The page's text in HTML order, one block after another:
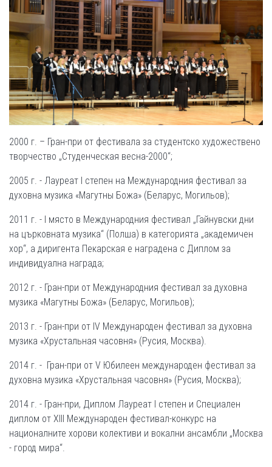
2000 г. – Гран-при от фестивала за студентско художествено
творчество „Студенческая весна-2000“;
2005 г. - Лауреат I степен на Международния фестивал за
духовна музика «Магутны Божа» (Беларус, Могильов);
2011 г. - I място в Международния фестивал „Гайнувски дни
на църковната музика“ (Полша) в категорията „академичен
хор“, а диригента Пекарская е наградена с Диплом за
индивидуална награда;
2012 г. - Гран-при от Международния фестивал за духовна
музика «Магутны Божа» (Беларус, Могильов);
2013 г. - Гран-при от IV Международен фестивал за духовна
музика «Хрустальная часовня» (Русия, Москва).
2014 г. - Гран-при от V Юбилеен международен фестивал за
духовна музика «Хрустальная часовня» (Русия, Москва);
2014 г. - Гран-при, Диплом Лауреат I степен и Специален
диплом от XIII Международен фестивал-конкурс на
националните хорови колективи и вокални ансамбли „Москва
- город мира“.